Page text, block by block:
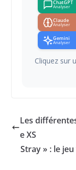
ChatGPT
Analyser
Claude
Analyser
Gemini
Analyser
Cliquez sur
Les
e XS
Stray » : le